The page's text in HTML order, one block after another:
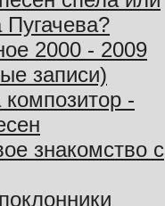
Пугачева?
2000 - 2009
записи)
композитор -
знакомство с